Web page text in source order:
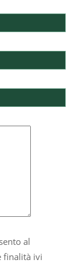
al
finalità ivi